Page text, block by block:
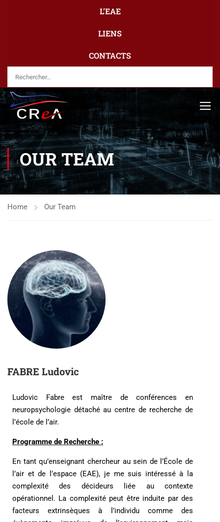
L’EAE
LIENS
CONTACTS
OUR TEAM
Home Our Team
FABRE Ludovic
Ludovic Fabre est maître de conférences en
neuropsychologie détaché au centre de recherche de
l’école de l’air.
Programme de Recherche :
En tant qu’enseignant chercheur au sein de l’École de
l’air et de l’espace (EAE), je me suis intéressé à la
complexité des décideurs liée au contexte
opérationnel. La complexité peut être induite par des
facteurs extrinsèques à l’individu comme des